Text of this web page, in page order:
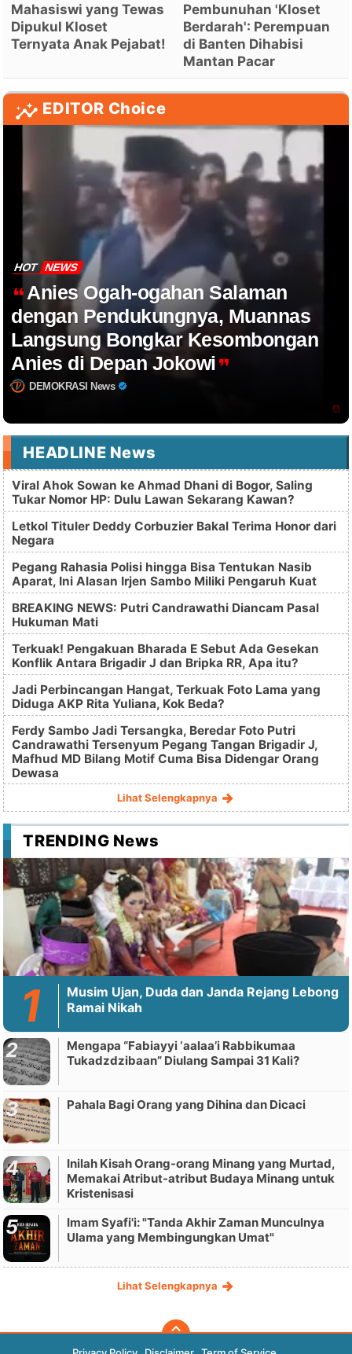
Mahasiswi yang Tewas
Dipukul Kloset
Ternyata Anak Pejabat!
Pembunuhan 'Kloset
Berdarah': Perempuan
di Banten Dihabisi
Mantan Pacar
EDITOR Choice
HOT NEWS
Anies Ogah-ogahan Salaman
dengan Pendukungnya, Muannas
Langsung Bongkar Kesombongan
Anies di Depan Jokowi
DEMOKRASI News
HEADLINE News
Viral Ahok Sowan ke Ahmad Dhani di Bogor, Saling
Tukar Nomor HP: Dulu Lawan Sekarang Kawan?
Letkol Tituler Deddy Corbuzier Bakal Terima Honor dari
Negara
Pegang Rahasia Polisi hingga Bisa Tentukan Nasib
Aparat, Ini Alasan Irjen Sambo Miliki Pengaruh Kuat
BREAKING NEWS: Putri Candrawathi Diancam Pasal
Hukuman Mati
Terkuak! Pengakuan Bharada E Sebut Ada Gesekan
Konflik Antara Brigadir J dan Bripka RR, Apa itu?
Jadi Perbincangan Hangat, Terkuak Foto Lama yang
Diduga AKP Rita Yuliana, Kok Beda?
Ferdy Sambo Jadi Tersangka, Beredar Foto Putri
Candrawathi Tersenyum Pegang Tangan Brigadir J,
Mafhud MD Bilang Motif Cuma Bisa Didengar Orang
Dewasa
Lihat Selengkapnya
TRENDING News
Musim Ujan, Duda dan Janda Rejang Lebong
Ramai Nikah
Mengapa “Fabiayyi ‘aalaa’i Rabbikumaa
Tukadzdzibaan” Diulang Sampai 31 Kali?
Pahala Bagi Orang yang Dihina dan Dicaci
Inilah Kisah Orang-orang Minang yang Murtad,
Memakai Atribut-atribut Budaya Minang untuk
Kristenisasi
Imam Syafi'i: "Tanda Akhir Zaman Munculnya
Ulama yang Membingungkan Umat"
Lihat Selengkapnya